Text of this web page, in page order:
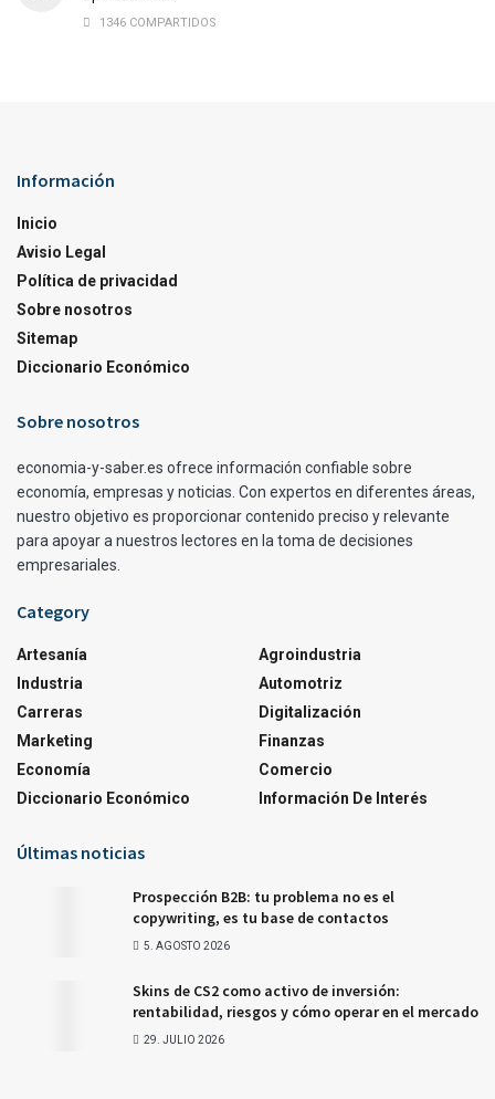
1346 COMPARTIDOS
Información
Inicio
Avisio Legal
Política de privacidad
Sobre nosotros
Sitemap
Diccionario Económico
Sobre nosotros
economia-y-saber.es ofrece información confiable sobre
economía, empresas y noticias. Con expertos en diferentes áreas,
nuestro objetivo es proporcionar contenido preciso y relevante
para apoyar a nuestros lectores en la toma de decisiones
empresariales.
Category
Artesanía
Industria
Carreras
Marketing
Economía
Diccionario Económico
Agroindustria
Automotriz
Digitalización
Finanzas
Comercio
Información De Interés
Últimas noticias
Prospección B2B: tu problema no es el
copywriting, es tu base de contactos
5. AGOSTO 2026
Skins de CS2 como activo de inversión:
rentabilidad, riesgos y cómo operar en el mercado
29. JULIO 2026